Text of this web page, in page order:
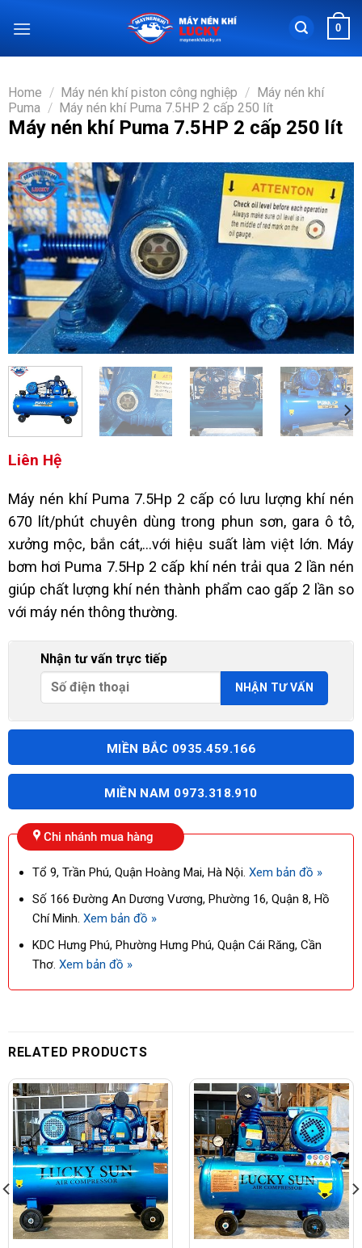
đến
0
Home / Máy nén khí piston công nghiệp / Máy nén khí
Puma / Máy nén khí Puma 7.5HP 2 cấp 250 lít
Máy nén khí Puma 7.5HP 2 cấp 250 lít
Liên Hệ
Máy nén khí Puma 7.5Hp 2 cấp có lưu lượng khí nén
670 lít/phút chuyên dùng trong phun sơn, gara ô tô,
xưởng mộc, bắn cát,…với hiệu suất làm việt lớn. Máy
bơm hơi Puma 7.5Hp 2 cấp khí nén trải qua 2 lần nén
giúp chất lượng khí nén thành phẩm cao gấp 2 lần so
với máy nén thông thường.
Nhận tư vấn trực tiếp
MIỀN BẮC 0935.459.166
MIỀN NAM 0973.318.910
Chi nhánh mua hàng
Tổ 9, Trần Phú, Quận Hoàng Mai, Hà Nội.Xem bản đồ »
Số 166 Đường An Dương Vương, Phường 16, Quận 8, Hồ
Chí Minh.Xem bản đồ »
KDC Hưng Phú, Phường Hưng Phú, Quận Cái Răng, Cần
Thơ.Xem bản đồ »
RELATED PRODUCTS